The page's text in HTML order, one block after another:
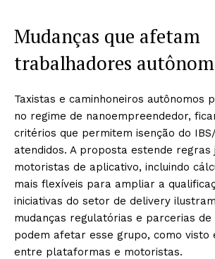
Mudanças que afetam
trabalhadores
Taxistas e caminhoneiros autônomos
no regime de nanoempreendedor,
critérios que permitem isenção do
atendidos. A proposta estende regras
motoristas de aplicativo, incluindo
mais flexíveis para ampliar a
iniciativas do setor de delivery
mudanças regulatórias e parcerias
podem afetar esse grupo, como visto
entre plataformas e motoristas.